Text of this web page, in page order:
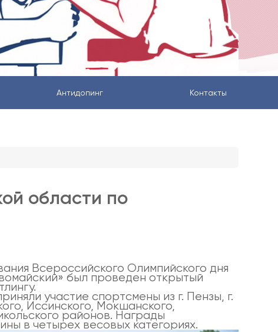
Антидопинг Контакты
области по
Всероссийского Олимпийского дня
был проведен открытый
участие спортсмены из г. Пензы, г.
Иссинского, Мокшанского,
районов. Награды
в четырех весовых категориях.